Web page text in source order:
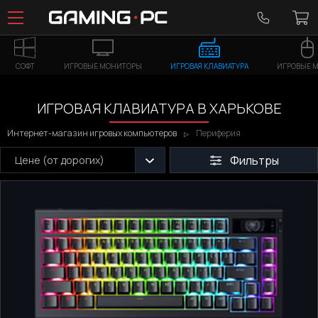
СОФТ ИГРОВЫЕ МОНИТОРЫ ИГРОВАЯ КЛАВИАТУРА ИГРОВЫЕ
ИГРОВАЯ КЛАВИАТУРА В ХАРЬКОВЕ
Интернет-магазин игровых компьютеров Периферия
Цене (от дорогих) Фильтры